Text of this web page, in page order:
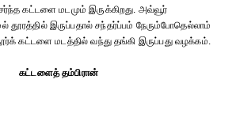
கட்டளை மடமும் இருக்கிறது. அவ்வூர்
தூரத்தில் இருப்பதால் சந்தர்ப்பம் நேரும்போதெல்லாம்
கட்டளை மடத்தில் வந்து தங்கி இருப்பது வழக்கம்.
கட்டளைத் தம்பிரான்